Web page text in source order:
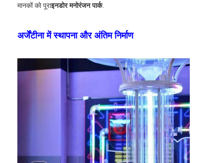
मानकों को पूराइनडोर मनोरंजन पार्क.
अर्जेंटीना में स्थापना और अंतिम निर्माण